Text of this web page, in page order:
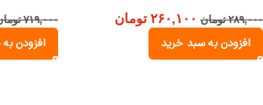
۲۸۹,۰۰۰ تومان ۲۶۰,۱۰۰ تومان
افزودن به سبد خرید
۷۱۹,۰۰۰
افزودن